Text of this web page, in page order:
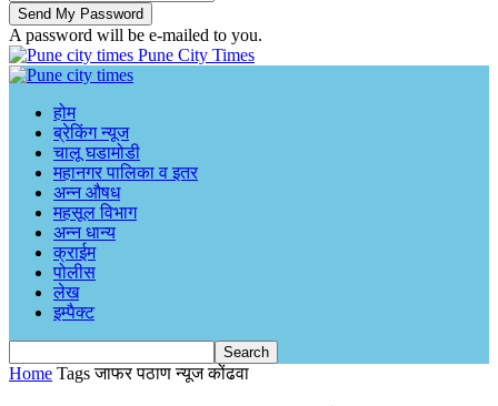
A password will be e-mailed to you.
Pune City Times
होम
ब्रेकिंग न्यूज
चालू घडामोडी
महानगर पालिका व इतर
अन्न औषध
महसूल विभाग
अन्न धान्य
क्राईम
पोलीस
लेख
इम्पैक्ट
Home Tags जाफर पठाण न्यूज कोंढवा